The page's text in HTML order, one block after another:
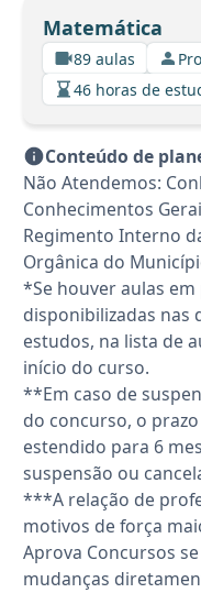
Matemática
89 aulas
46 horas de
Conteúdo de
Não Atendemos:
Conhecimentos
Regimento Interno
Orgânica do
*Se houver aulas
disponibilizadas nas
estudos, na lista de
início do curso.
**Em caso de
do concurso, o
estendido para 6
suspensão ou
***A relação de
motivos de força
Aprova Concursos
mudanças